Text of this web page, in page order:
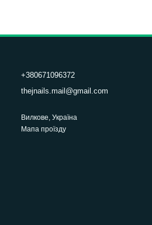
+380671096372
thejnails.mail@gmail.com
Вилкове, Україна
Мапа проїзду